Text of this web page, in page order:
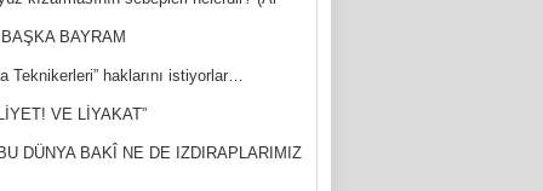
BAYRAM
Teknikerleri” haklarını istiyorlar…
VE LİYAKAT”
DÜNYA BAKÎ NE DE IZDIRAPLARIMIZ